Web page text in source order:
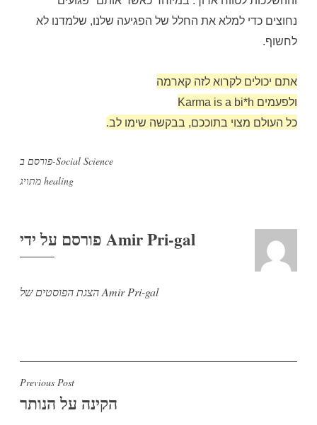
נחוצים כדי למלא את החלל של הפגיעה שלנו, שלמדנו לא
לחשוף.
אתם יכולים לקרוא לזה קארמה
ולפעמים Karma is a bi*h
כל העולם מצוי בתוככם, בבקשה שימו לב.
פורסם ב-Social Science
healing
Amir Pri-gal
הצגת הפוסטים של Amir Pri-gal
ניווט
Previous Post
הקינה על הנותר